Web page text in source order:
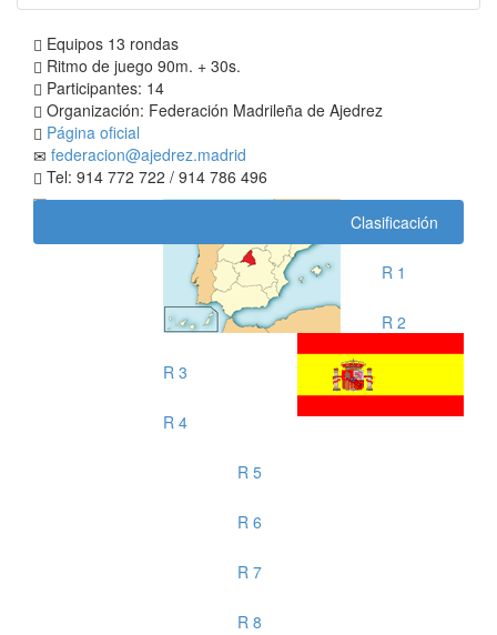
Equipos 13 rondas
Ritmo de juego 90m. + 30s.
Participantes: 14
Organización: Federación Madrileña de Ajedrez
Página oficial
federacion@ajedrez.madrid
Tel: 914 772 722 / 914 786 496
Clasificación
R 1
R 2
R 3
R 4
R 5
R 6
R 7
R 8